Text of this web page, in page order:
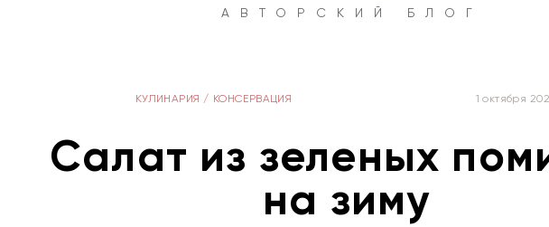
АВТОРСКИЙ БЛОГ
КУЛИНАРИЯ / КОНСЕРВАЦИЯ 1 октября
Салат из зеленых
на зиму